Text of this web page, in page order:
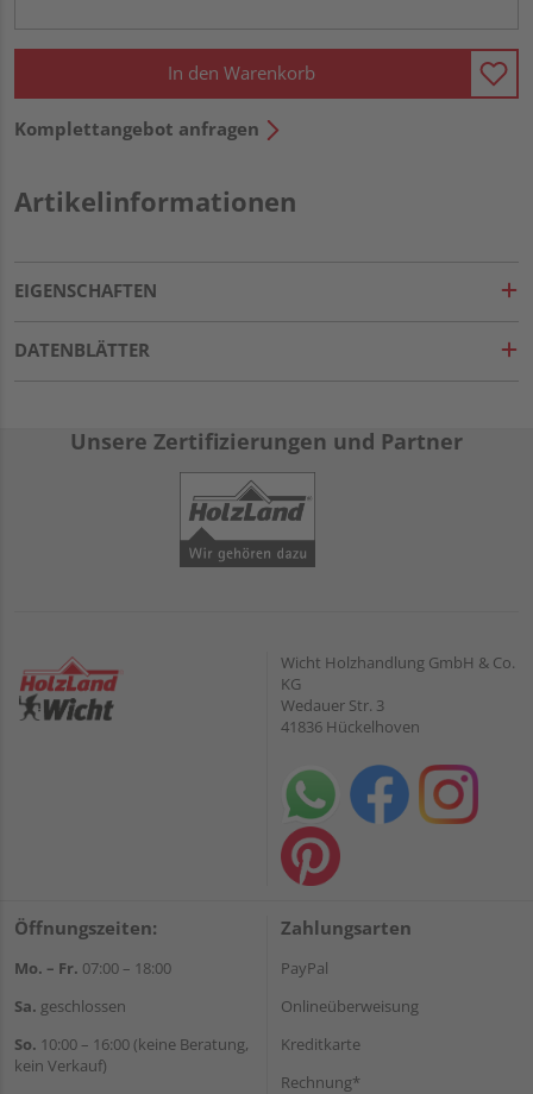
In den Warenkorb
Komplettangebot anfragen
Artikelinformationen
EIGENSCHAFTEN
DATENBLÄTTER
Unsere Zertifizierungen und Partner
Wicht Holzhandlung GmbH & Co.
KG
Wedauer Str. 3
41836 Hückelhoven
Öffnungszeiten:
Mo. – Fr. 07:00 – 18:00
Sa. geschlossen
So. 10:00 – 16:00 (keine Beratung,
kein Verkauf)
Zahlungsarten
PayPal
Onlineüberweisung
Kreditkarte
Rechnung*